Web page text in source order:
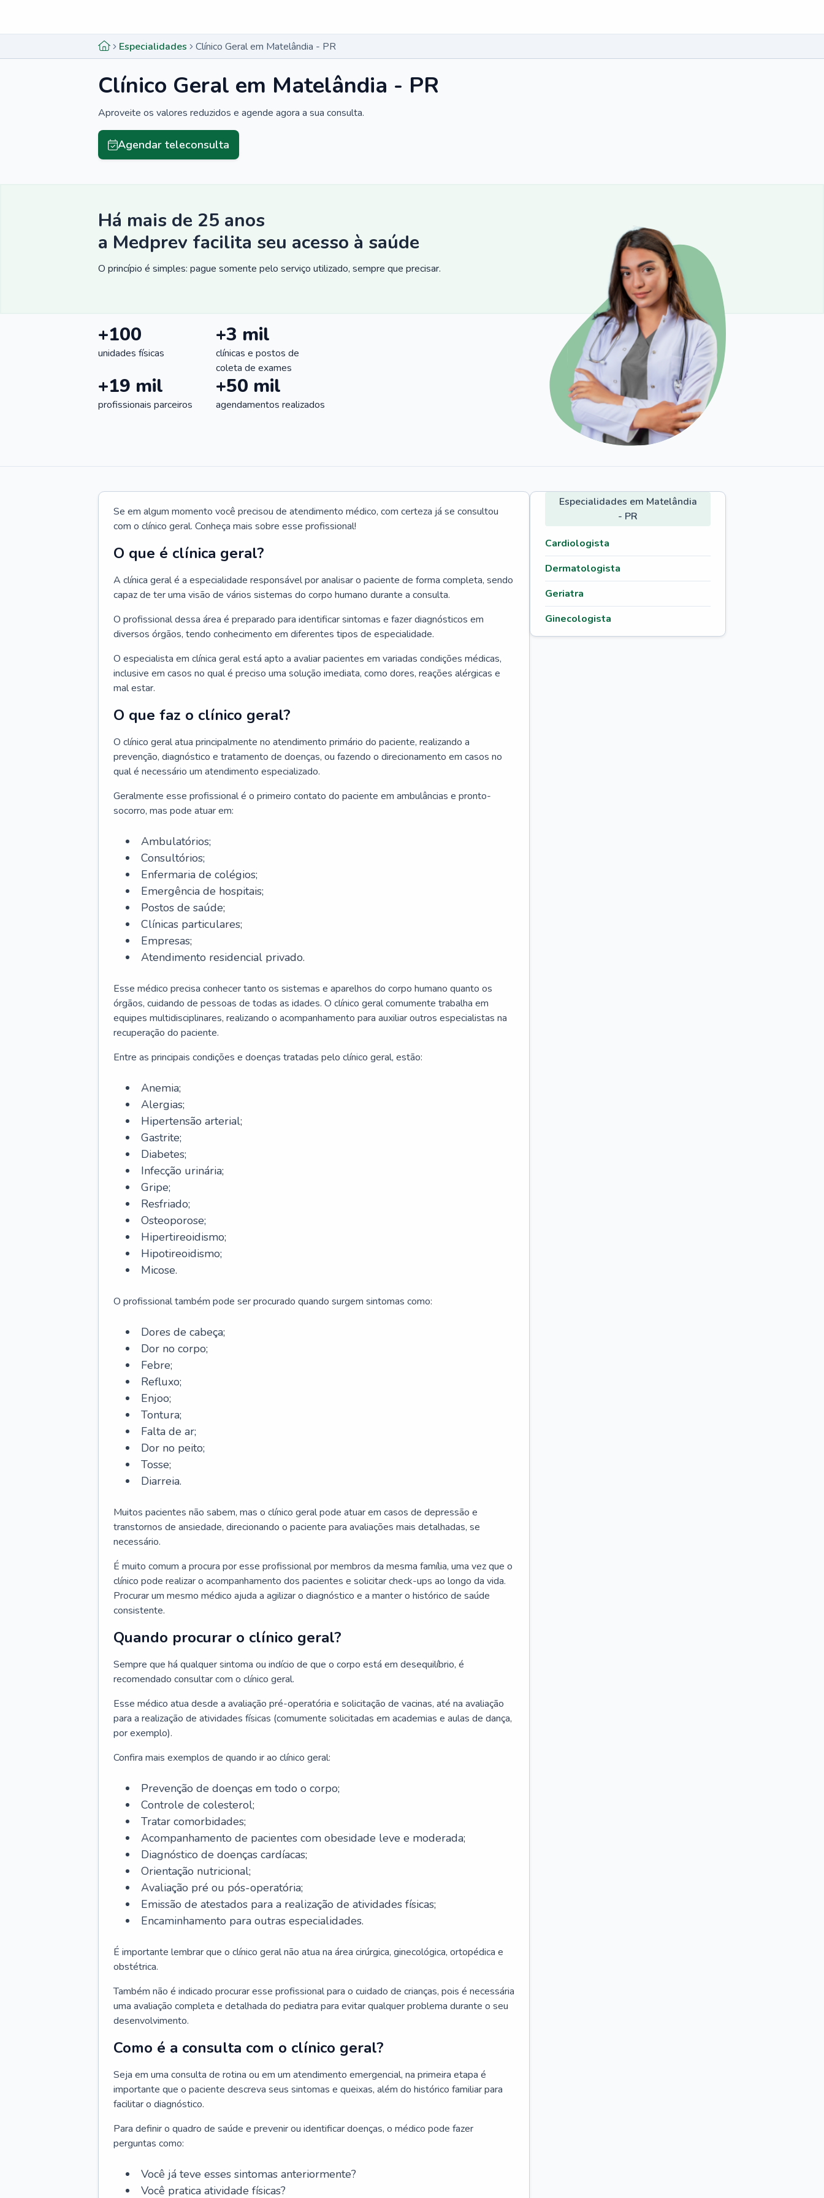
Especialidades Clínico Geral em Matelândia - PR
Clínico Geral em Matelândia - PR
Aproveite os valores reduzidos e agende agora a sua consulta.
Agendar teleconsulta
Há mais de 25 anos
a Medprev facilita seu acesso à saúde
O princípio é simples: pague somente pelo serviço utilizado, sempre que precisar.
+100
unidades físicas
+3 mil
clínicas e postos de
coleta de exames
+19 mil
profissionais parceiros
+50 mil
agendamentos realizados
Se em algum momento você precisou de atendimento médico, com certeza já se consultou
com o clínico geral. Conheça mais sobre esse profissional!
O que é clínica geral?
A clínica geral é a especialidade responsável por analisar o paciente de forma completa, sendo
capaz de ter uma visão de vários sistemas do corpo humano durante a consulta.
O profissional dessa área é preparado para identificar sintomas e fazer diagnósticos em
diversos órgãos, tendo conhecimento em diferentes tipos de especialidade.
O especialista em clínica geral está apto a avaliar pacientes em variadas condições médicas,
inclusive em casos no qual é preciso uma solução imediata, como dores, reações alérgicas e
mal estar.
O que faz o clínico geral?
O clínico geral atua principalmente no atendimento primário do paciente, realizando a
prevenção, diagnóstico e tratamento de doenças, ou fazendo o direcionamento em casos no
qual é necessário um atendimento especializado.
Geralmente esse profissional é o primeiro contato do paciente em ambulâncias e pronto-
socorro, mas pode atuar em:
Ambulatórios;
Consultórios;
Enfermaria de colégios;
Emergência de hospitais;
Postos de saúde;
Clínicas particulares;
Empresas;
Atendimento residencial privado.
Esse médico precisa conhecer tanto os sistemas e aparelhos do corpo humano quanto os
órgãos, cuidando de pessoas de todas as idades. O clínico geral comumente trabalha em
equipes multidisciplinares, realizando o acompanhamento para auxiliar outros especialistas na
recuperação do paciente.
Entre as principais condições e doenças tratadas pelo clínico geral, estão:
Anemia;
Alergias;
Hipertensão arterial;
Gastrite;
Diabetes;
Infecção urinária;
Gripe;
Resfriado;
Osteoporose;
Hipertireoidismo;
Hipotireoidismo;
Micose.
O profissional também pode ser procurado quando surgem sintomas como:
Dores de cabeça;
Dor no corpo;
Febre;
Refluxo;
Enjoo;
Tontura;
Falta de ar;
Dor no peito;
Tosse;
Diarreia.
Muitos pacientes não sabem, mas o clínico geral pode atuar em casos de depressão e
transtornos de ansiedade, direcionando o paciente para avaliações mais detalhadas, se
necessário.
É muito comum a procura por esse profissional por membros da mesma família, uma vez que o
clínico pode realizar o acompanhamento dos pacientes e solicitar check-ups ao longo da vida.
Procurar um mesmo médico ajuda a agilizar o diagnóstico e a manter o histórico de saúde
consistente.
Quando procurar o clínico geral?
Sempre que há qualquer sintoma ou indício de que o corpo está em desequilíbrio, é
recomendado consultar com o clínico geral.
Esse médico atua desde a avaliação pré-operatória e solicitação de vacinas, até na avaliação
para a realização de atividades físicas (comumente solicitadas em academias e aulas de dança,
por exemplo).
Confira mais exemplos de quando ir ao clínico geral:
Prevenção de doenças em todo o corpo;
Controle de colesterol;
Tratar comorbidades;
Acompanhamento de pacientes com obesidade leve e moderada;
Diagnóstico de doenças cardíacas;
Orientação nutricional;
Avaliação pré ou pós-operatória;
Emissão de atestados para a realização de atividades físicas;
Encaminhamento para outras especialidades.
É importante lembrar que o clínico geral não atua na área cirúrgica, ginecológica, ortopédica e
obstétrica.
Também não é indicado procurar esse profissional para o cuidado de crianças, pois é necessária
uma avaliação completa e detalhada do pediatra para evitar qualquer problema durante o seu
desenvolvimento.
Como é a consulta com o clínico geral?
Seja em uma consulta de rotina ou em um atendimento emergencial, na primeira etapa é
importante que o paciente descreva seus sintomas e queixas, além do histórico familiar para
facilitar o diagnóstico.
Para definir o quadro de saúde e prevenir ou identificar doenças, o médico pode fazer
perguntas como:
Você já teve esses sintomas anteriormente?
Você pratica atividade físicas?
Especialidades em Matelândia
- PR
Cardiologista
Dermatologista
Geriatra
Ginecologista